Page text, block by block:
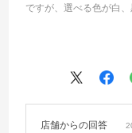
ですが、選べる色が白、
店舗からの回答